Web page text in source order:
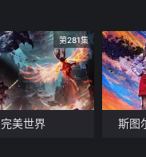
第281集
完美世界 斯图